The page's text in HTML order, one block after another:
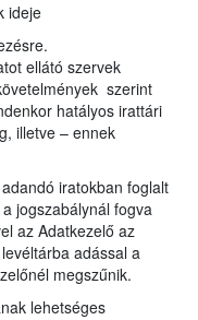
ideje
ellátó szervek
szerint
hatályos irattári
illetve – ennek
iratokban foglalt
jogszabálynál fogva
az Adatkezelő az
adással a
megszűnik.
lehetséges